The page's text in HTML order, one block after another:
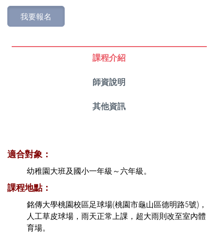
我要報名
課程介紹
師資說明
其他資訊
適合對象：
幼稚園大班及國小一年級～六年級。
課程地點：
銘傳大學桃園校區足球場(桃園市龜山區德明路5號)，
人工草皮球場，雨天正常上課，超大雨則改至室內體
育場。